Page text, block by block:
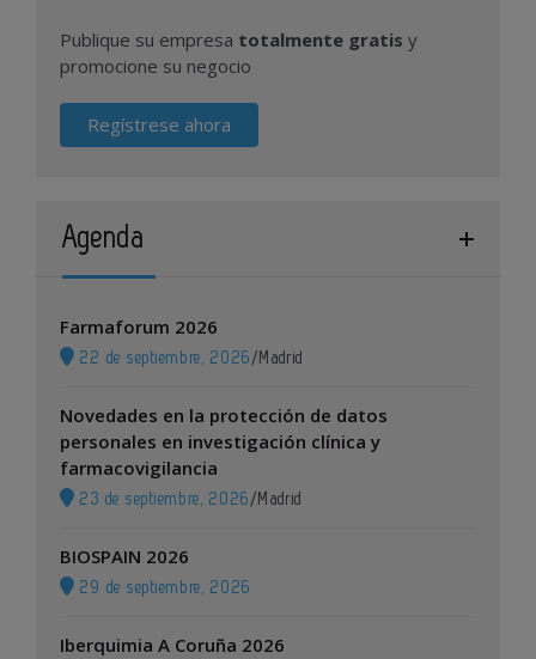
Publique su empresa totalmente gratis y
promocione su negocio
Regístrese ahora
Agenda
Farmaforum 2026
22 de septiembre, 2026 / Madrid
Novedades en la protección de datos
personales en investigación clínica y
farmacovigilancia
23 de septiembre, 2026 / Madrid
BIOSPAIN 2026
29 de septiembre, 2026
Iberquimia A Coruña 2026